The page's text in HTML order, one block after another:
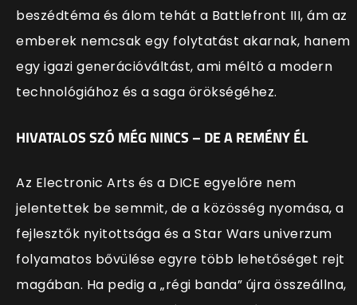
beszédtéma és álom tehát a Battlefront III, ám az
emberek nemcsak egy folytatást akarnak, hanem
egy igazi generációváltást, ami méltó a modern
technológiához és a saga örökségéhez.
HIVATALOS SZÓ MÉG NINCS – DE A REMÉNY ÉL
Az Electronic Arts és a DICE egyelőre nem
jelentettek be semmit, de a közösség nyomása, a
fejlesztők nyitottsága és a Star Wars univerzum
folyamatos bővülése egyre több lehetőséget rejt
magában. Ha pedig a „régi banda” újra összeállna,